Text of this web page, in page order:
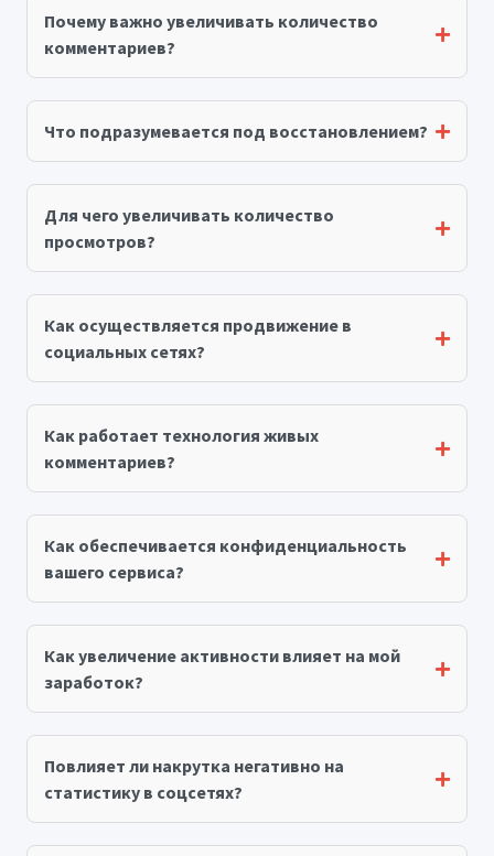
Почему важно увеличивать количество
комментариев?
Что подразумевается под восстановлением?
Для чего увеличивать количество
просмотров?
Как осуществляется продвижение в
социальных сетях?
Как работает технология живых
комментариев?
Как обеспечивается конфиденциальность
вашего сервиса?
Как увеличение активности влияет на мой
заработок?
Повлияет ли накрутка негативно на
статистику в соцсетях?